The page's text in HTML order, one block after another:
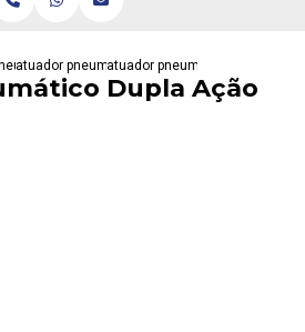
atuador pneumaticoatuador pneumatico dupla
Dupla Ação